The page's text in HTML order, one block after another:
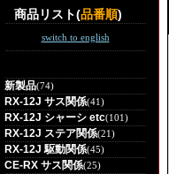
商品リスト(品番順)
switch to english
新製品(74)
RX-12J サス関係(41)
RX-12J シャーシ etc(101)
RX-12J ステア関係(21)
RX-12J 駆動関係(45)
CE-RX サス関係(25)